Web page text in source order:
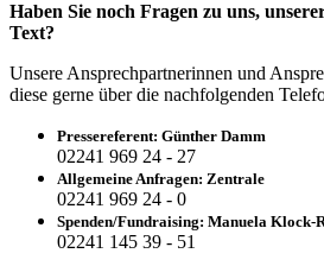
Haben Sie noch Fragen zu uns,
Text?
Unsere Ansprechpartnerinnen und
diese gerne über die nachfolgenden
Pressereferent: Günther Damm
02241 969 24 - 27
Allgemeine Anfragen: Zentrale
02241 969 24 - 0
Spenden/Fundraising: Manuela Klock-
02241 145 39 - 51